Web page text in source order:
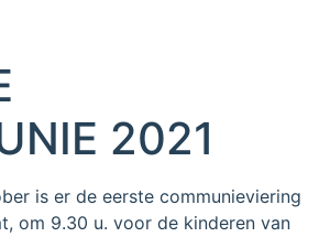
2021
is er de eerste communieviering
om 9.30 u. voor de kinderen van